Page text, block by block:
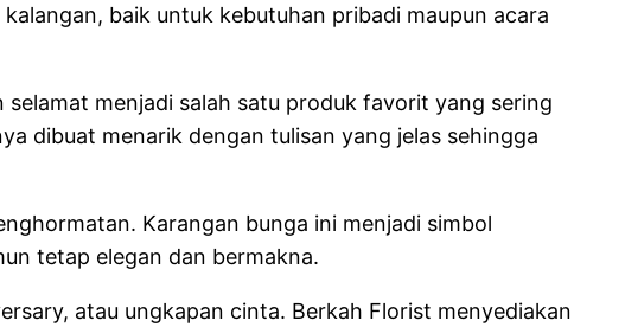
baik untuk kebutuhan pribadi maupun acara
menjadi salah satu produk favorit yang sering
dibuat menarik dengan tulisan yang jelas sehingga
Karangan bunga ini menjadi simbol
tetap elegan dan bermakna.
atau ungkapan cinta. Berkah Florist menyediakan